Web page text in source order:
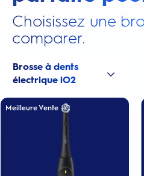
Choisissez une
comparer.
Brosse à dents
électrique iO2
Meilleure Vente